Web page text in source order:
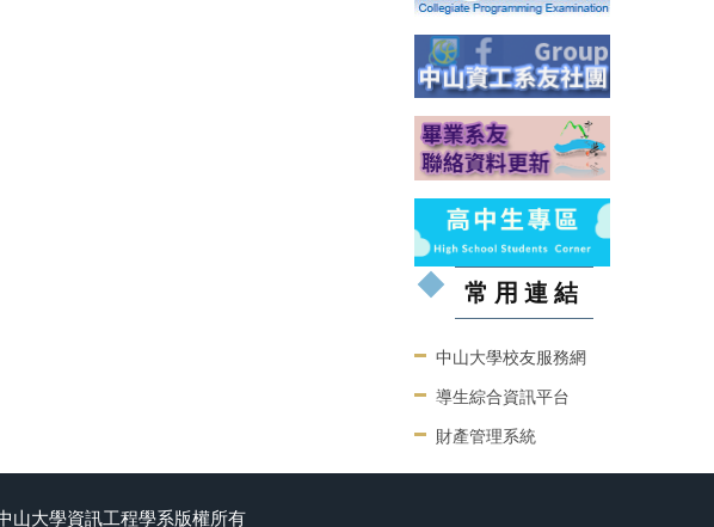
常用連結
中山大學校友服務網
導生綜合資訊平台
財產管理系統
山大學資訊工程學系版權所有